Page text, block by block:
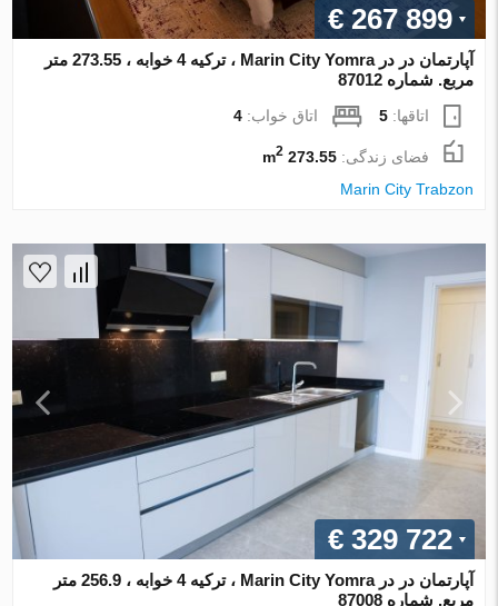
€ 267 899
آپارتمان در در Marin City Yomra ، ترکیه 4 خوابه ، 273.55 متر
مربع. شماره 87012
اتاقها:5 اتاق خواب:4
فضای زندگی:273.55 m
2
Marin City Trabzon
€ 329 722
آپارتمان در در Marin City Yomra ، ترکیه 4 خوابه ، 256.9 متر
مربع. شماره 87008